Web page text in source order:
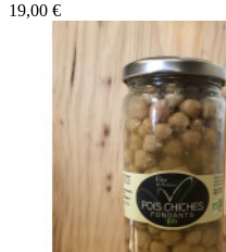
19,00 €